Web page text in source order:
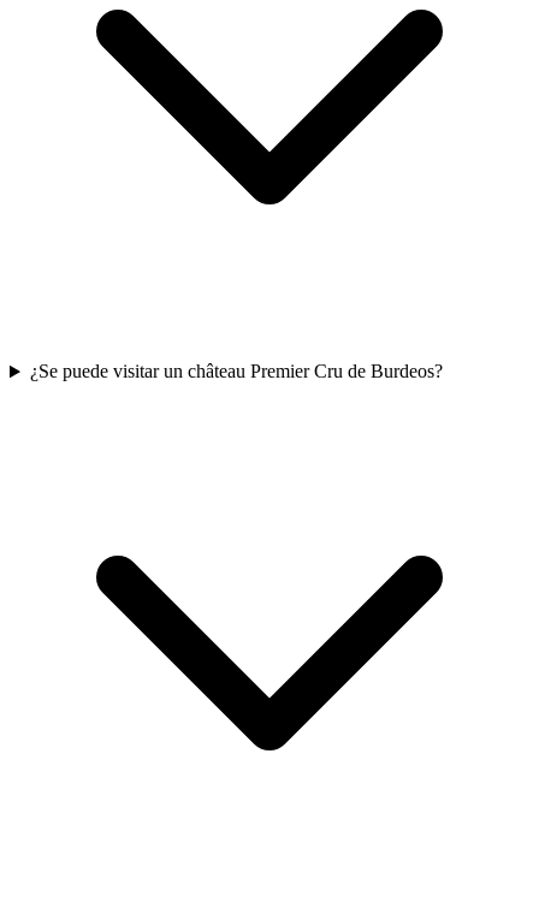
¿Se puede visitar un château Premier Cru de Burdeos?